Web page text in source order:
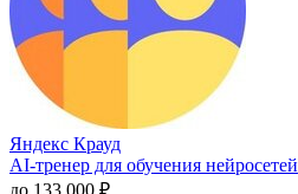
Яндекс Крауд
AI-тренер для обучения нейросетей
до 133 000 ₽